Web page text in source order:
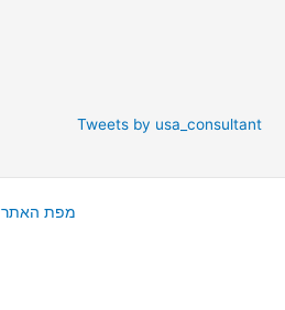
Tweets by usa_consultant
מפת האתר